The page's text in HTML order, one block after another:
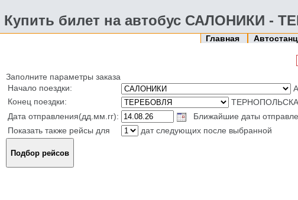
Купить билет на автобус САЛОНИКИ -
Главная
Заполните параметры заказа
Начало поездки:
Конец поездки:
Дата отправления(дд.мм.гг):
Ближайшие даты
Показать также рейсы для
дат следующих после выбранной